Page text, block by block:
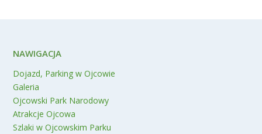
NAWIGACJA
Dojazd, Parking w Ojcowie
Galeria
Ojcowski Park Narodowy
Atrakcje Ojcowa
Szlaki w Ojcowskim Parku